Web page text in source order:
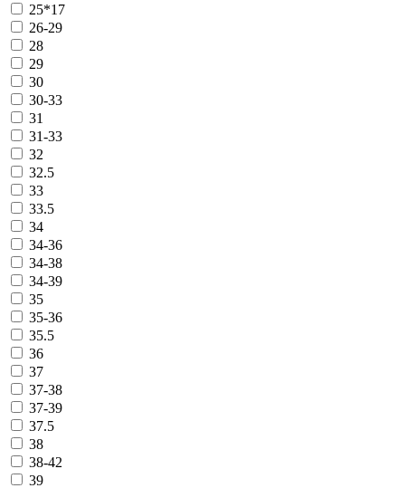
25*17
26-29
28
29
30
30-33
31
31-33
32
32.5
33
33.5
34
34-36
34-38
34-39
35
35-36
35.5
36
37
37-38
37-39
37.5
38
38-42
39